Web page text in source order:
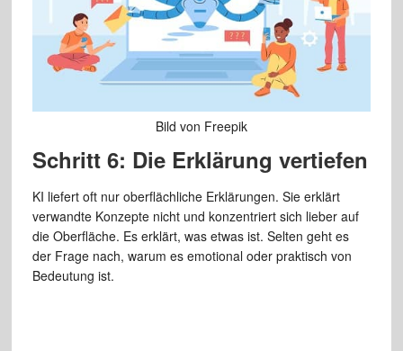
Bild von Freepik
Schritt 6: Die Erklärung vertiefen
KI liefert oft nur oberflächliche Erklärungen. Sie erklärt
verwandte Konzepte nicht und konzentriert sich lieber auf
die Oberfläche. Es erklärt, was etwas ist. Selten geht es
der Frage nach, warum es emotional oder praktisch von
Bedeutung ist.